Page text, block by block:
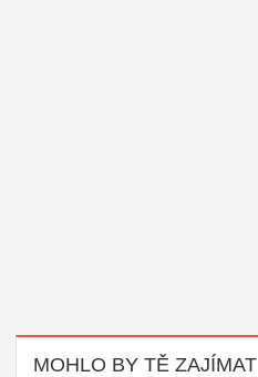
MOHLO BY TĚ ZAJÍMAT